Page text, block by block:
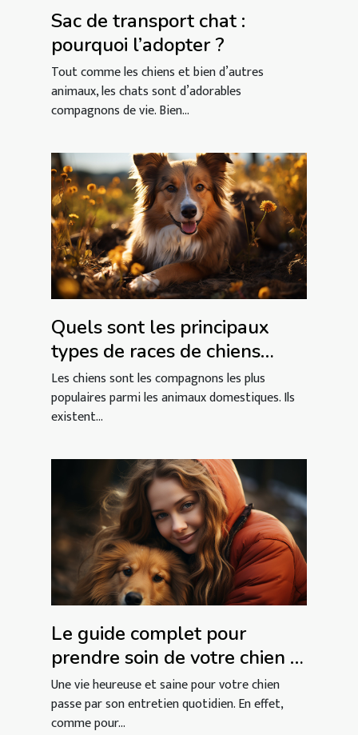
Sac de transport chat :
pourquoi l’adopter ?
Tout comme les chiens et bien d’autres
animaux, les chats sont d’adorables
compagnons de vie. Bien...
Quels sont les principaux
types de races de chiens
domestiques ?
Les chiens sont les compagnons les plus
populaires parmi les animaux domestiques. Ils
existent...
Le guide complet pour
prendre soin de votre chien :
Conseils et astuces pour une
vie heureuse et saine
Une vie heureuse et saine pour votre chien
passe par son entretien quotidien. En effet,
comme pour...